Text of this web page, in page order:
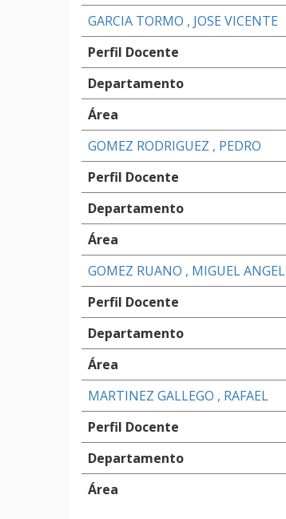
GARCIA TORMO , JOSE VICENTE
Perfil Docente
Departamento
Área
GOMEZ RODRIGUEZ , PEDRO
Perfil Docente
Departamento
Área
GOMEZ RUANO , MIGUEL ANGEL
Perfil Docente
Departamento
Área
MARTINEZ GALLEGO , RAFAEL
Perfil Docente
Departamento
Área